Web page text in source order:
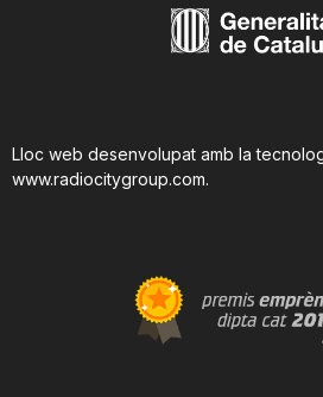
Lloc web desenvolupat amb la
www.radiocitygroup.com.